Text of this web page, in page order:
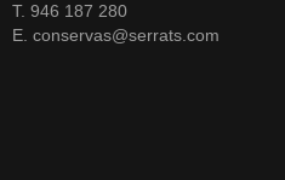
T. 946 187 280
E. conservas@serrats.com